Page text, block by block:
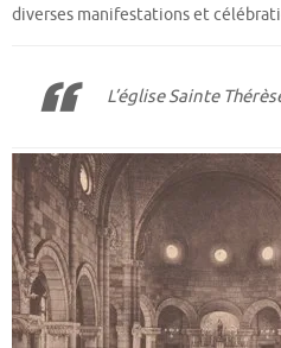
diverses manifestations et
L’église Sainte